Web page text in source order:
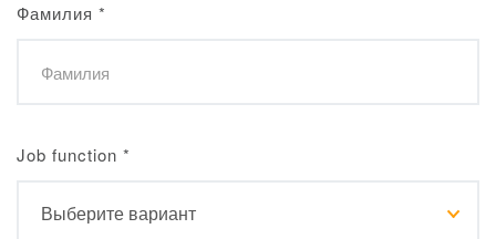
Фамилия *
Job function *